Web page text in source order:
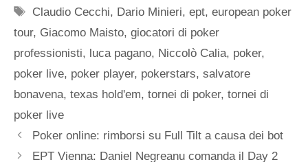
Tag
Claudio Cecchi, Dario Minieri,ept,european poker
tour, Giacomo Maisto, giocatori di poker
professionisti, luca pagano, Niccolò Calia, poker,
poker live, poker player, pokerstars, salvatore
bonavena, texas hold'em, tornei di poker, tornei di
poker live
Poker online: rimborsi su Full Tilt a causa dei bot
EPT Vienna: Daniel Negreanu comanda il Day 2